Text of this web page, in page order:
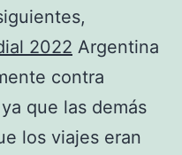
2022 Argentina
contra
que las demás
los viajes eran